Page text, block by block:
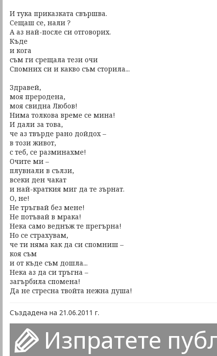
И тука приказката свършва.
Сещаш се, нали ?
А аз най-после си отговорих.
Къде
и кога
съм ги срещала тези очи
Спомних си и какво съм сторила...
Здравей,
моя преродена,
моя свидна Любов!
Нима толкова време се мина!
И дали за това,
че аз твърде рано дойдох –
в този живот,
с теб, се разминахме!
Очите ми –
плувнали в сълзи,
всеки ден чакат
и най-краткия миг да те зърнат.
О, не!
Не тръгвай без мене!
Не потъвай в мрака!
Нека само веднъж те прегърна!
Но се страхувам,
че ти няма как да си спомниш –
коя съм
и от къде съм дошла...
Нека аз да си тръгна –
загърбила спомена!
Да не стресна твойта нежна душа!
Създадена на 21.06.2011 г.
Изпратете